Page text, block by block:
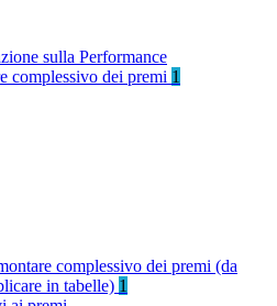
sulla Performance
complessivo dei premi 1
complessivo dei premi (da
in tabelle) 1